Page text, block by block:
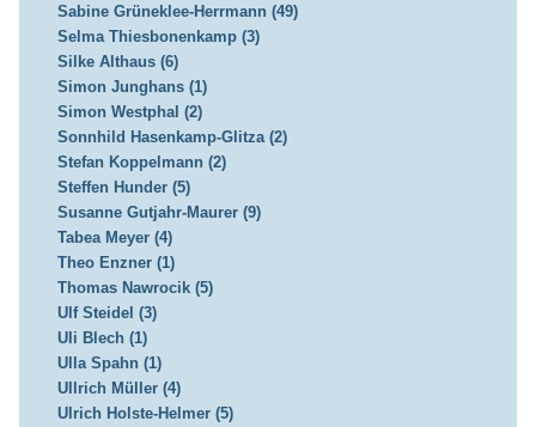
Sabine Grüneklee-Herrmann (49)
Selma Thiesbonenkamp (3)
Silke Althaus (6)
Simon Junghans (1)
Simon Westphal (2)
Sonnhild Hasenkamp-Glitza (2)
Stefan Koppelmann (2)
Steffen Hunder (5)
Susanne Gutjahr-Maurer (9)
Tabea Meyer (4)
Theo Enzner (1)
Thomas Nawrocik (5)
Ulf Steidel (3)
Uli Blech (1)
Ulla Spahn (1)
Ullrich Müller (4)
Ulrich Holste-Helmer (5)